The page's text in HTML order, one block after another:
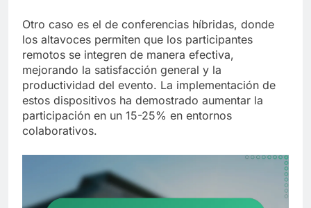
Otro caso es el de conferencias híbridas, donde
los altavoces permiten que los participantes
remotos se integren de manera efectiva,
mejorando la satisfacción general y la
productividad del evento. La implementación de
estos dispositivos ha demostrado aumentar la
participación en un 15-25% en entornos
colaborativos.